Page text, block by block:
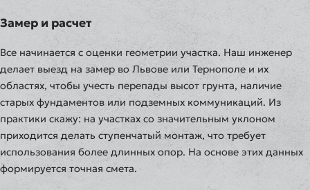
Замер и расчет
Все начинается с оценки геометрии участка. Наш инженер
делает выезд на замер во Львове или Тернополе и их
областях, чтобы учесть перепады высот грунта, наличие
старых фундаментов или подземных коммуникаций. Из
практики скажу: на участках со значительным уклоном
приходится делать ступенчатый монтаж, что требует
использования более длинных опор. На основе этих данных
формируется точная смета.